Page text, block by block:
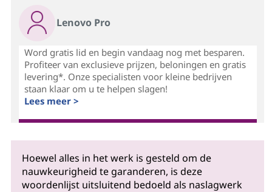
Lenovo Pro
Word gratis lid en begin vandaag nog met besparen.
Profiteer van exclusieve prijzen, beloningen en gratis
levering*. Onze specialisten voor kleine bedrijven
staan klaar om u te helpen slagen!
Lees meer >
Hoewel alles in het werk is gesteld om de
nauwkeurigheid te garanderen, is deze
woordenlijst uitsluitend bedoeld als naslagwerk